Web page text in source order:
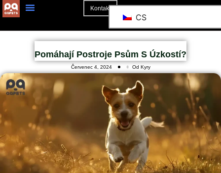
Kontakt
CS
Pomáhají Postroje Psům S Úzkostí?
Červenec 4, 2024 Od Kyry